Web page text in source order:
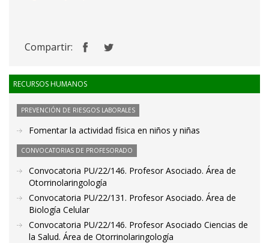
Compartir:
RECURSOS HUMANOS
PREVENCIÓN DE RIESGOS LABORALES
Fomentar la actividad física en niños y niñas
CONVOCATORIAS DE PROFESORADO
Convocatoria PU/22/146. Profesor Asociado. Área de
Otorrinolaringología
Convocatoria PU/22/131. Profesor Asociado. Área de
Biología Celular
Convocatoria PU/22/146. Profesor Asociado Ciencias de
la Salud. Área de Otorrinolaringología